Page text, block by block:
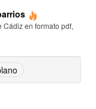
en formato pdf,